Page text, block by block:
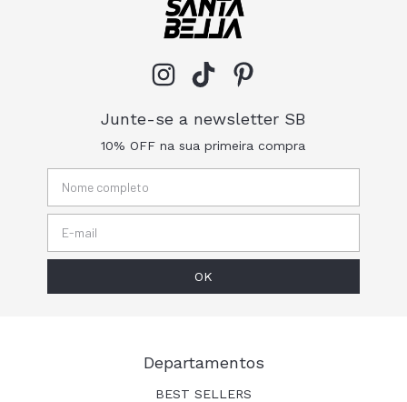
Junte-se a newsletter SB
10% OFF na sua primeira compra
Departamentos
BEST SELLERS